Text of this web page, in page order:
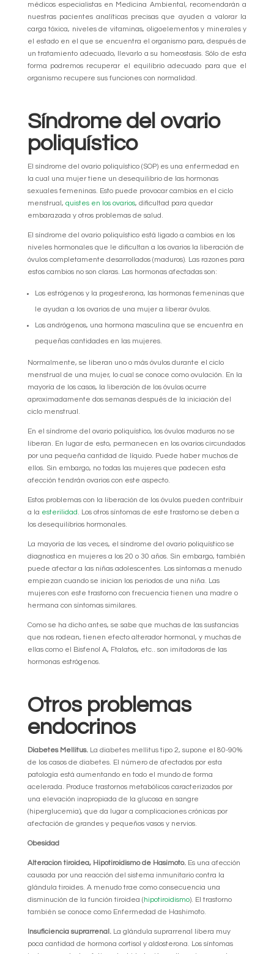
médicos especialistas en Medicina Ambiental, recomendarán a
nuestras pacientes analíticas precisas que ayuden a valorar la
carga tóxica, niveles de vitaminas, oligoelementos y minerales y
el estado en el que se encuentra el organismo para, después de
un tratamiento adecuado, llevarlo a su homeostasis. Sólo de esta
forma podremos recuperar el equilibrio adecuado para que el
organismo recupere sus funciones con normalidad.
Síndrome del ovario
poliquístico
El síndrome del ovario poliquístico (SOP) es una enfermedad en
la cual una mujer tiene un desequilibrio de las hormonas
sexuales femeninas. Esto puede provocar cambios en el ciclo
menstrual, quistes en los ovarios, dificultad para quedar
embarazada y otros problemas de salud.
El síndrome del ovario poliquístico está ligado a cambios en los
niveles hormonales que le dificultan a los ovarios la liberación de
óvulos completamente desarrollados (maduros). Las razones para
estos cambios no son claras. Las hormonas afectadas son:
Los estrógenos y la progesterona, las hormonas femeninas que
le ayudan a los ovarios de una mujer a liberar óvulos.
Los andrógenos, una hormona masculina que se encuentra en
pequeñas cantidades en las mujeres.
Normalmente, se liberan uno o más óvulos durante el ciclo
menstrual de una mujer, lo cual se conoce como ovulación. En la
mayoría de los casos, la liberación de los óvulos ocurre
aproximadamente dos semanas después de la iniciación del
ciclo menstrual.
En el síndrome del ovario poliquístico, los óvulos maduros no se
liberan. En lugar de esto, permanecen en los ovarios circundados
por una pequeña cantidad de líquido. Puede haber muchos de
ellos. Sin embargo, no todas las mujeres que padecen esta
afección tendrán ovarios con este aspecto.
Estos problemas con la liberación de los óvulos pueden contribuir
a la esterilidad. Los otros síntomas de este trastorno se deben a
los desequilibrios hormonales.
La mayoría de las veces, el síndrome del ovario poliquístico se
diagnostica en mujeres a los 20 o 30 años. Sin embargo, también
puede afectar a las niñas adolescentes. Los síntomas a menudo
empiezan cuando se inician los periodos de una niña. Las
mujeres con este trastorno con frecuencia tienen una madre o
hermana con síntomas similares.
Como se ha dicho antes, se sabe que muchas de las sustancias
que nos rodean, tienen efecto alterador hormonal, y muchas de
ellas como el Bisfenol A, Ftalatos, etc.. son imitadoras de las
hormonas estrógenos.
Otros problemas
endocrinos
Diabetes Mellitus. La diabetes mellitus tipo 2, supone el 80-90%
de los casos de diabetes. El número de afectados por esta
patología está aumentando en todo el mundo de forma
acelerada. Produce trastornos metabólicos caracterizados por
una elevación inapropiada de la glucosa en sangre
(hiperglucemia), que da lugar a complicaciones crónicas por
afectación de grandes y pequeños vasos y nervios.
Obesidad
Alteracion tiroidea, Hipotiroidismo de Hasimoto. Es una afección
causada por una reacción del sistema inmunitario contra la
glándula tiroides. A menudo trae como consecuencia una
disminución de la función tiroidea (hipotiroidismo). El trastorno
también se conoce como Enfermedad de Hashimoto.
Insuficiencia suprarrenal.La glándula suprarrenal libera muy
poca cantidad de hormona cortisol y aldosterona. Los síntomas